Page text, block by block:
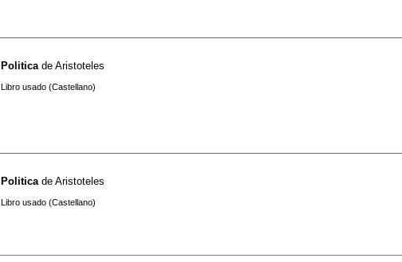
Politica de Aristoteles
Libro usado (Castellano)
Politica de Aristoteles
Libro usado (Castellano)